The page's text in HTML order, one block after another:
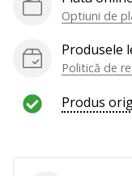
ca
Ambasador
brandului.
Optiuni de
Produsele
Politică de
Produs